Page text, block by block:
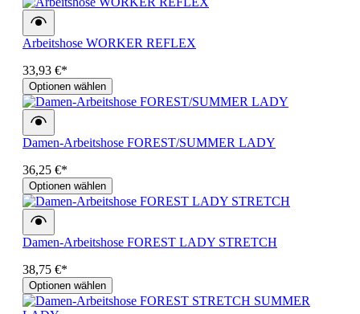
Arbeitshose WORKER REFLEX
33,93 €*
Optionen wählen
Damen-Arbeitshose FOREST/SUMMER LADY
36,25 €*
Optionen wählen
Damen-Arbeitshose FOREST LADY STRETCH
38,75 €*
Optionen wählen